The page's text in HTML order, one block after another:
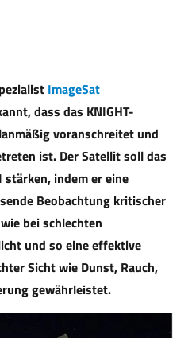
ImageSat
dass das KNIGHT-
voranschreitet und
ist. Der Satellit soll das
indem er eine
Beobachtung kritischer
bei schlechten
und so eine effektive
Sicht wie Dunst, Rauch,
gewährleistet.